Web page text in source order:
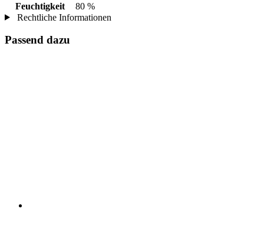
Feuchtigkeit
80 %
Rechtliche Informationen
Passend dazu